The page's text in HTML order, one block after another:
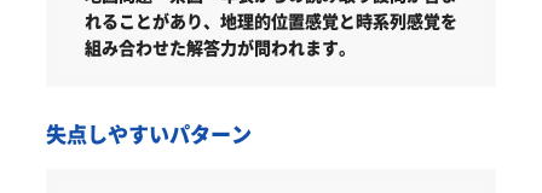
れることがあり、地理的位置感覚と時系列感覚を
組み合わせた解答力が問われます。
失点しやすいパターン